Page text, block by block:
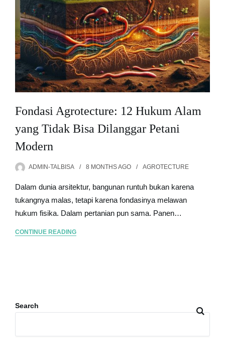
Fondasi Agrotecture: 12 Hukum Alam
yang Tidak Bisa Dilanggar Petani
Modern
ADMIN-TALBISA 8 MONTHSAGO AGROTECTURE
Dalam dunia arsitektur, bangunan runtuh bukan karena
tukangnya malas, tetapi karena fondasinya melawan
hukum fisika. Dalam pertanian pun sama. Panen…
CONTINUE READING
Search